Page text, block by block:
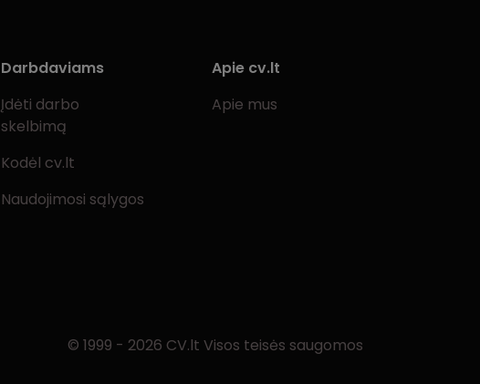
Darbdaviams
Įdėti darbo
skelbimą
Kodėl cv.lt
Naudojimosi sąlygos
Apie cv.lt
Apie mus
© 1999 - 2026 CV.lt Visos teisės saugomos